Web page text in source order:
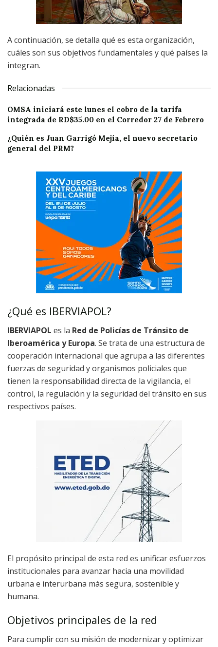
A continuación, se detalla qué es esta organización,
cuáles son sus objetivos fundamentales y qué países la
integran.
Relacionadas
OMSA iniciará este lunes el cobro de la tarifa
integrada de RD$35.00 en el Corredor 27 de Febrero
¿Quién es Juan Garrigó Mejía, el nuevo secretario
general del PRM?
¿Qué es IBERVIAPOL?
IBERVIAPOL es la Red de Policías de Tránsito de
Iberoamérica y Europa. Se trata de una estructura de
cooperación internacional que agrupa a las diferentes
fuerzas de seguridad y organismos policiales que
tienen la responsabilidad directa de la vigilancia, el
control, la regulación y la seguridad del tránsito en sus
respectivos países.
El propósito principal de esta red es unificar esfuerzos
institucionales para avanzar hacia una movilidad
urbana e interurbana más segura, sostenible y
humana.
Objetivos principales de la red
Para cumplir con su misión de modernizar y optimizar